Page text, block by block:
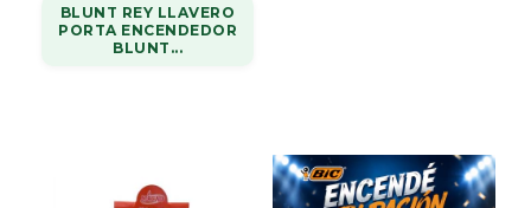
BLUNT REY LLAVERO
PORTA ENCENDEDOR
BLUNT...